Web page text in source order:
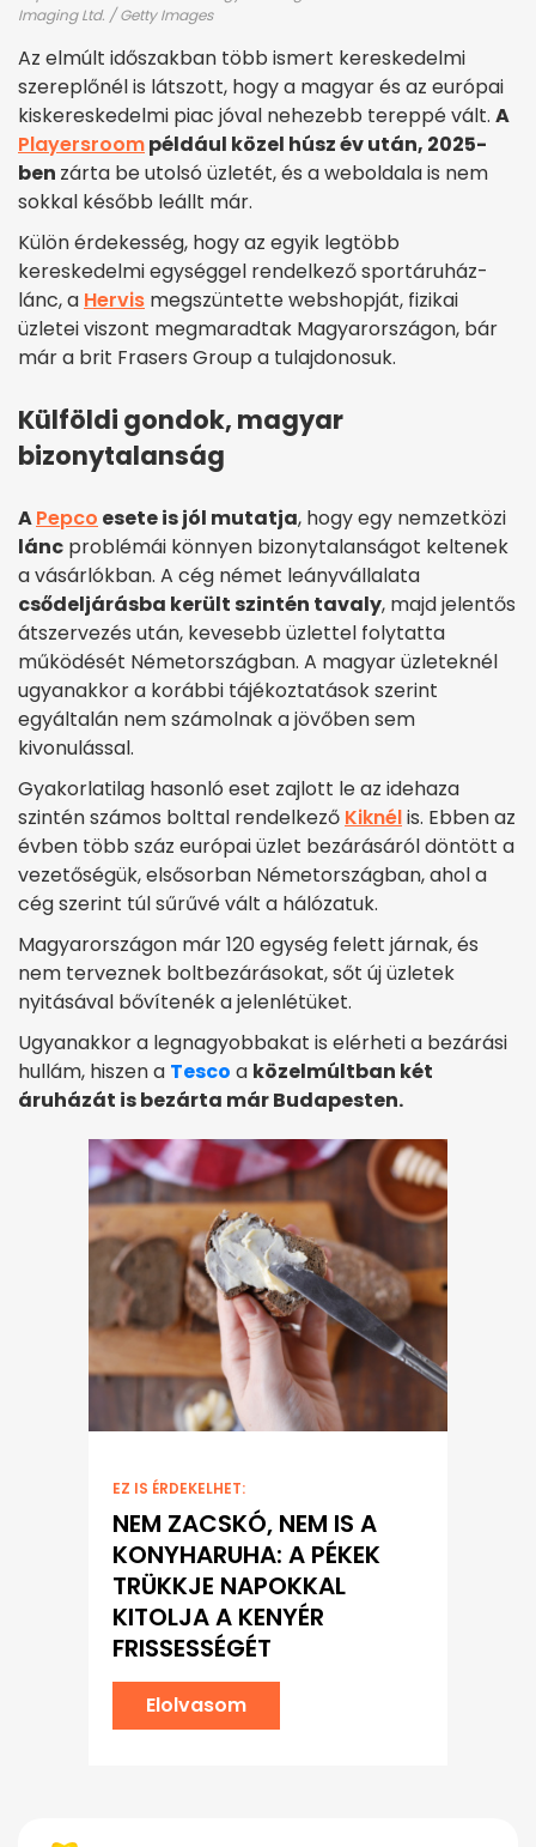
Imaging Ltd. / Getty Images
Az elmúlt időszakban több ismert kereskedelmi
szereplőnél is látszott, hogy a magyar és az európai
kiskereskedelmi piac jóval nehezebb tereppé vált. A
Playersroompéldául közel húsz év után, 2025-
ben zárta be utolsó üzletét, és a weboldala is nem
sokkal később leállt már.
Külön érdekesség, hogy az egyik legtöbb
kereskedelmi egységgel rendelkező sportáruház-
lánc, a Hervis megszüntette webshopját, fizikai
üzletei viszont megmaradtak Magyarországon, bár
már a brit Frasers Group a tulajdonosuk.
Külföldi gondok, magyar
bizonytalanság
APepco esete is jól mutatja, hogy egy nemzetközi
lánc problémái könnyen bizonytalanságot keltenek
a vásárlókban. A cég német leányvállalata
csődeljárásba került szintén tavaly, majd jelentős
átszervezés után, kevesebb üzlettel folytatta
működését Németországban. A magyar üzleteknél
ugyanakkor a korábbi tájékoztatások szerint
egyáltalán nem számolnak a jövőben sem
kivonulással.
Gyakorlatilag hasonló eset zajlott le az idehaza
szintén számos bolttal rendelkező Kiknélis. Ebben az
évben több száz európai üzlet bezárásáról döntött a
vezetőségük, elsősorban Németországban, ahol a
cég szerint túl sűrűvé vált a hálózatuk.
Magyarországon már 120 egység felett járnak, és
nem terveznek boltbezárásokat, sőt új üzletek
nyitásával bővítenék a jelenlétüket.
Ugyanakkor a legnagyobbakat is elérheti a bezárási
hullám, hiszen a Tesco a közelmúltban két
áruházát is bezárta már Budapesten.
EZ IS ÉRDEKELHET:
NEM ZACSKÓ, NEM IS A
KONYHARUHA: A PÉKEK
TRÜKKJE NAPOKKAL
KITOLJA A KENYÉR
FRISSESSÉGÉT
Elolvasom